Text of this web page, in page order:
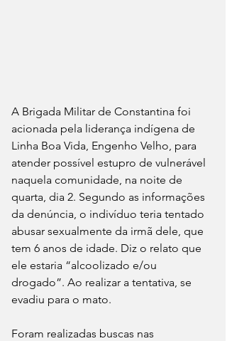
A Brigada Militar de Constantina foi
acionada pela liderança indígena de
Linha Boa Vida, Engenho Velho, para
atender possível estupro de vulnerável
naquela comunidade, na noite de
quarta, dia 2. Segundo as informações
da denúncia, o indivíduo teria tentado
abusar sexualmente da irmã dele, que
tem 6 anos de idade. Diz o relato que
ele estaria “alcoolizado e/ou
drogado”. Ao realizar a tentativa, se
evadiu para o mato.
Foram realizadas buscas nas